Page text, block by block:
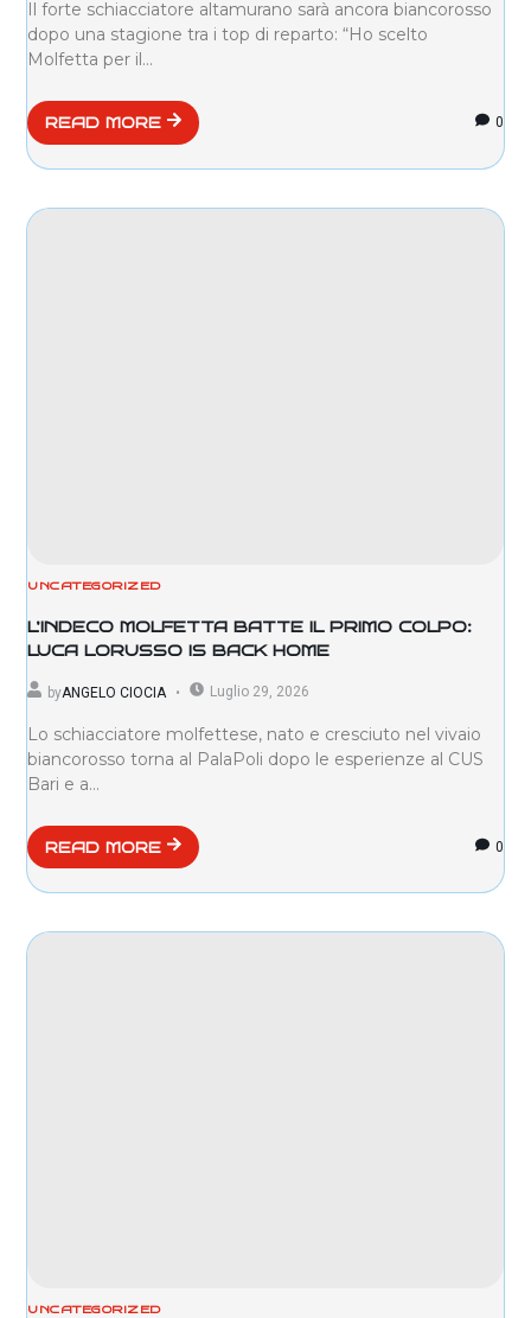
Il forte schiacciatore altamurano sarà ancora biancorosso
dopo una stagione tra i top di reparto: “Ho scelto
Molfetta per il...
READ MORE 0
UNCATEGORIZED
L’INDECO MOLFETTA BATTE IL PRIMO COLPO:
LUCA LORUSSO IS BACK HOME
byANGELO CIOCIA Luglio 29, 2026
Lo schiacciatore molfettese, nato e cresciuto nel vivaio
biancorosso torna al PalaPoli dopo le esperienze al CUS
Bari e a...
READ MORE 0
UNCATEGORIZED